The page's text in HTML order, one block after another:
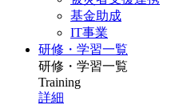
基金助成
IT事業
研修・学習一覧
研修・学習一覧
Training
詳細